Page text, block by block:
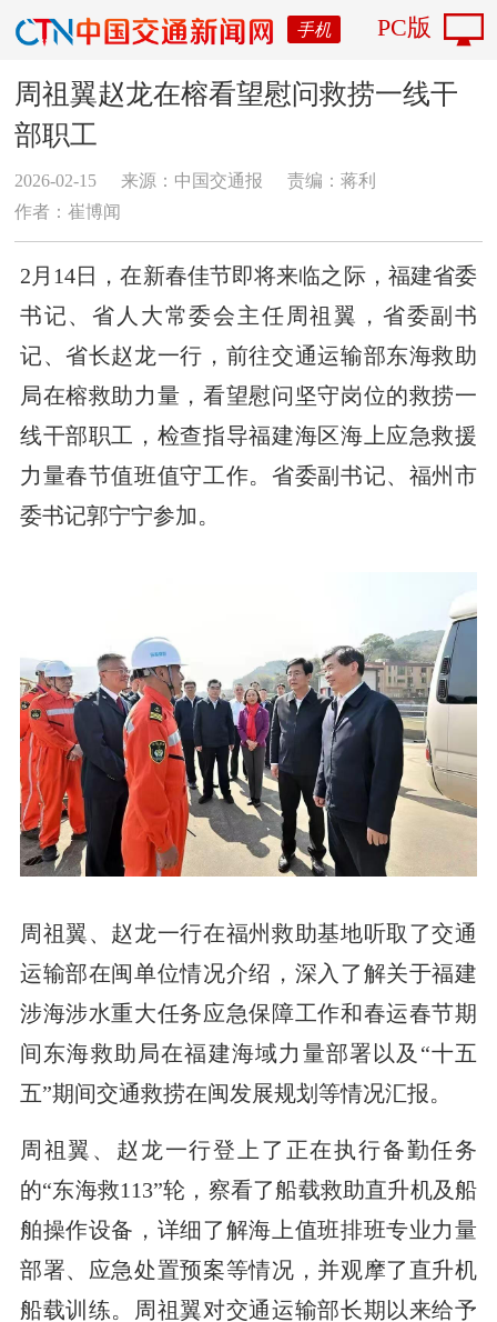
手机 PC版
周祖翼赵龙在榕看望慰问救捞一线干
部职工
2026-02-15 来源：中国交通报
责编：蒋利
作者：崔博闻
2月14日，在新春佳节即将来临之际，福建省委
书记、省人大常委会主任周祖翼，省委副书
记、省长赵龙一行，前往交通运输部东海救助
局在榕救助力量，看望慰问坚守岗位的救捞一
线干部职工，检查指导福建海区海上应急救援
力量春节值班值守工作。省委副书记、福州市
委书记郭宁宁参加。
周祖翼、赵龙一行在福州救助基地听取了交通
运输部在闽单位情况介绍，深入了解关于福建
涉海涉水重大任务应急保障工作和春运春节期
间东海救助局在福建海域力量部署以及“十五
五”期间交通救捞在闽发展规划等情况汇报。
周祖翼、赵龙一行登上了正在执行备勤任务
的“东海救113”轮，察看了船载救助直升机及船
舶操作设备，详细了解海上值班排班专业力量
部署、应急处置预案等情况，并观摩了直升机
船载训练。周祖翼对交通运输部长期以来给予